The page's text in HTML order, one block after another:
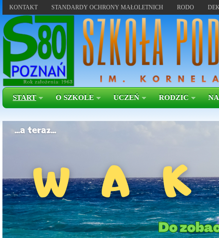
KONTAKT STANDARDY OCHRONY MAŁOLETNICH RODO
START O SZKOLE UCZEŃ RODZIC